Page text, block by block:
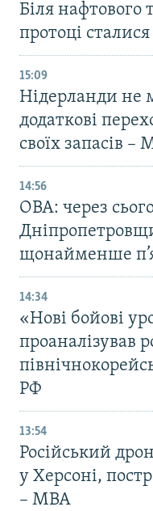
Біля нафтового
протоці
15:09
Нідерланди не
додаткові
своїх запасів –
14:56
ОВА: через
щонайменше
14:34
«Нові бойові
проаналізував
РФ
13:54
Російський
у Херсоні,
– МВА